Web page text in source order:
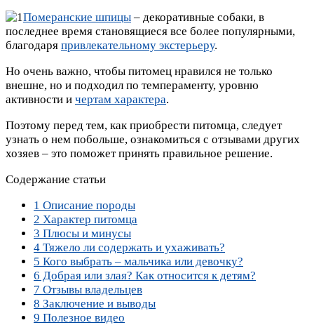
Померанские шпицы – декоративные собаки, в
последнее время становящиеся все более популярными,
благодаря привлекательному экстерьеру.
Но очень важно, чтобы питомец нравился не только
внешне, но и подходил по темпераменту, уровню
активности и чертам характера.
Поэтому перед тем, как приобрести питомца, следует
узнать о нем побольше, ознакомиться с отзывами других
хозяев – это поможет принять правильное решение.
Содержание статьи
1 Описание породы
2 Характер питомца
3 Плюсы и минусы
4 Тяжело ли содержать и ухаживать?
5 Кого выбрать – мальчика или девочку?
6 Добрая или злая? Как относится к детям?
7 Отзывы владельцев
8 Заключение и выводы
9 Полезное видео